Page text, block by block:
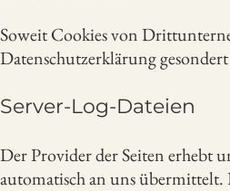
Soweit Cookies von
Datenschutzerklärung
Server-Log-Dateien
Der Provider der Seiten erhebt
automatisch an uns übermittelt.